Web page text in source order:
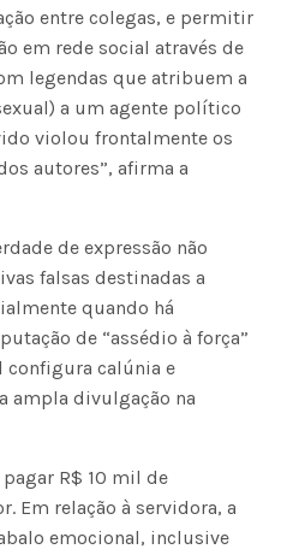
entre colegas, e permitir
em rede social através de
legendas que atribuem a
a um agente político
violou frontalmente os
autores”, afirma a
de expressão não
falsas destinadas a
quando há
de “assédio à força”
calúnia e
ampla divulgação na
R$ 10 mil de
Em relação à servidora, a
emocional, inclusive